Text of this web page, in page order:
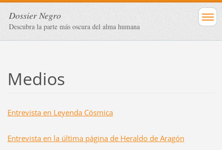
Dossier Negro
Descubra la parte más oscura del alma humana
Medios
Entrevista en Leyenda Cósmica
Entrevista en la última página de Heraldo de Aragón